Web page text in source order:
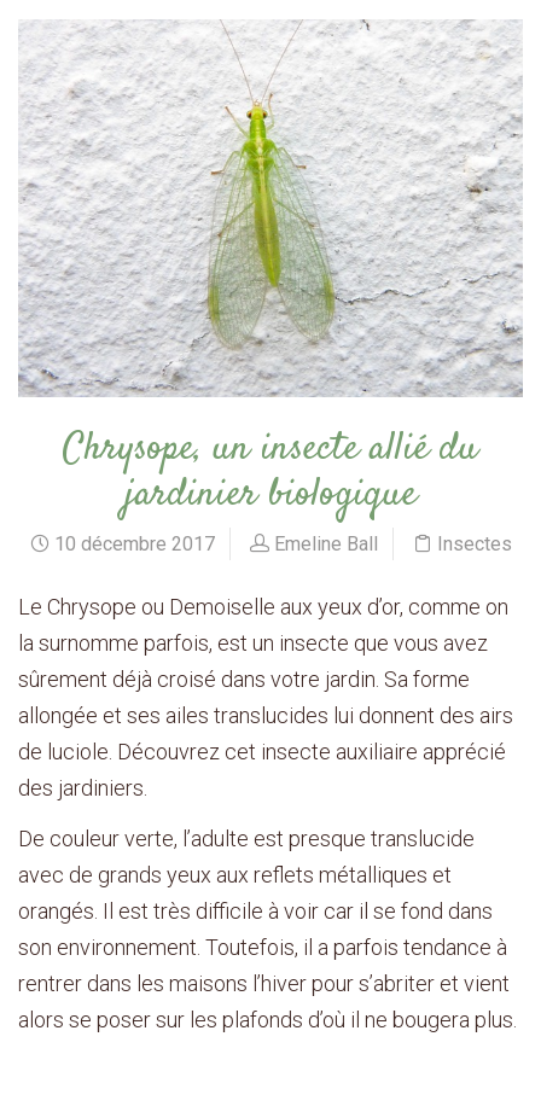
Chrysope, un insecte allié du
jardinier biologique
10 décembre 2017 Emeline Ball Insectes
Le Chrysope ou Demoiselle aux yeux d’or, comme on
la surnomme parfois, est un insecte que vous avez
sûrement déjà croisé dans votre jardin. Sa forme
allongée et ses ailes translucides lui donnent des airs
de luciole. Découvrez cet insecte auxiliaire apprécié
des jardiniers.
De couleur verte, l’adulte est presque translucide
avec de grands yeux aux reflets métalliques et
orangés. Il est très difficile à voir car il se fond dans
son environnement. Toutefois, il a parfois tendance à
rentrer dans les maisons l’hiver pour s’abriter et vient
alors se poser sur les plafonds d’où il ne bougera plus.